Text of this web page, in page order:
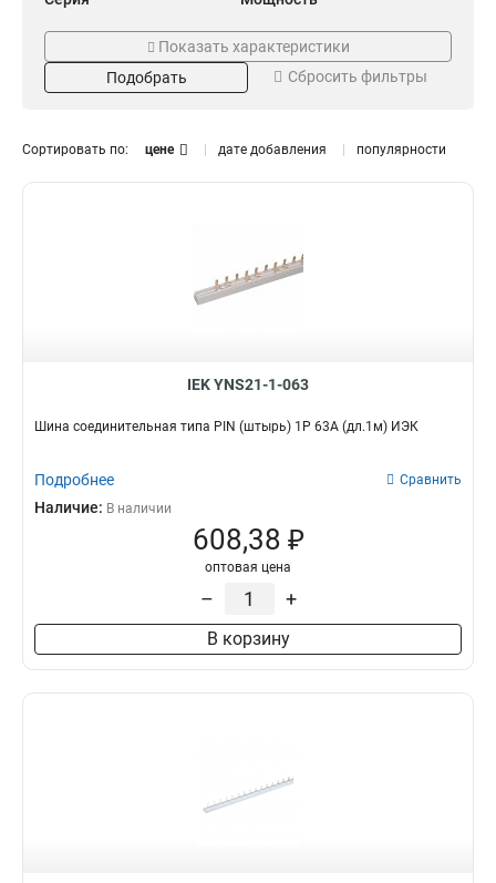
PIN 24 100А 12
63A 12
Кол-во полюсов
54 0
Показать характеристики
Подобрать
Сбросить фильтры
Сортировать по: цене дате добавления популярности
IEK YNS21-1-063
Шина соединительная типа PIN (штырь) 1Р 63А (дл.1м) ИЭК
Подробнее Сравнить
Наличие: В наличии
608,38 ₽
оптовая цена
– +
В корзину